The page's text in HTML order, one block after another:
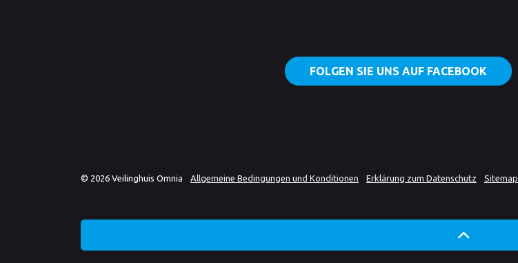
FOLGEN SIE UNS AUF FACEBOOK
© 2026 Veilinghuis Omnia Allgemeine Bedingungen und Konditionen Erklärung zum Datenschutz Sitemap